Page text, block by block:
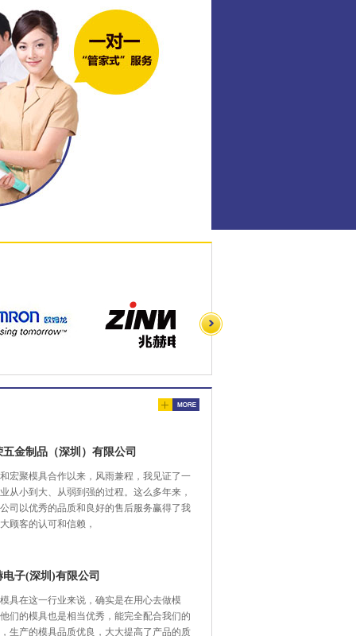
五金制品（深圳）有限公司
宏聚模具合作以来，风雨兼程，我见证了一
从小到大、从弱到强的过程。这么多年来，
司以优秀的品质和良好的售后服务赢得了我
顾客的认可和信赖，
电子(深圳)有限公司
具在这一行业来说，确实是在用心去做模
们的模具也是相当优秀，能完全配合我们的
生产的模具品质优良，大大提高了产品的质